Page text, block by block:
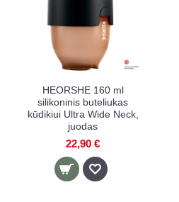
HEORSHE 160 ml
silikoninis buteliukas
kūdikiui Ultra Wide Neck,
juodas
22,90 €